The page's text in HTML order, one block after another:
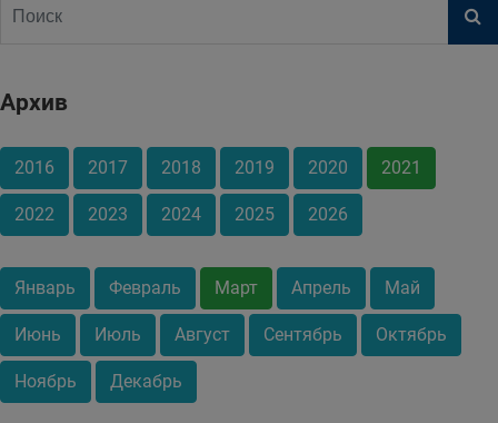
Архив
2016 2017 2018 2019 2020 2021
2022 2023 2024 2025 2026
Январь Февраль Март Апрель Май
Июнь Июль Август Сентябрь Октябрь
Ноябрь Декабрь